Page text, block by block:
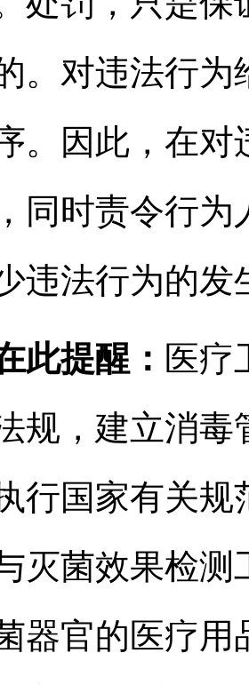
。对违法行
。因此，在
同时责令行
违法行为的发
此提醒： 医疗
规，建立消毒
行国家有关
灭菌效果检测
器官的医疗用